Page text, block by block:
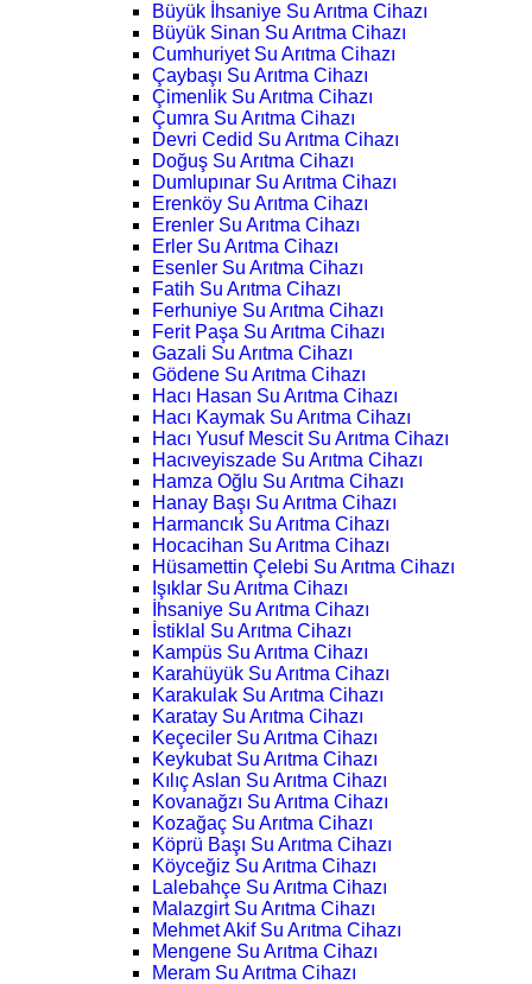
Büyük İhsaniye Su Arıtma Cihazı
Büyük Sinan Su Arıtma Cihazı
Cumhuriyet Su Arıtma Cihazı
Çaybaşı Su Arıtma Cihazı
Çimenlik Su Arıtma Cihazı
Çumra Su Arıtma Cihazı
Devri Cedid Su Arıtma Cihazı
Doğuş Su Arıtma Cihazı
Dumlupınar Su Arıtma Cihazı
Erenköy Su Arıtma Cihazı
Erenler Su Arıtma Cihazı
Erler Su Arıtma Cihazı
Esenler Su Arıtma Cihazı
Fatih Su Arıtma Cihazı
Ferhuniye Su Arıtma Cihazı
Ferit Paşa Su Arıtma Cihazı
Gazali Su Arıtma Cihazı
Gödene Su Arıtma Cihazı
Hacı Hasan Su Arıtma Cihazı
Hacı Kaymak Su Arıtma Cihazı
Hacı Yusuf Mescit Su Arıtma Cihazı
Hacıveyiszade Su Arıtma Cihazı
Hamza Oğlu Su Arıtma Cihazı
Hanay Başı Su Arıtma Cihazı
Harmancık Su Arıtma Cihazı
Hocacihan Su Arıtma Cihazı
Hüsamettin Çelebi Su Arıtma Cihazı
Işıklar Su Arıtma Cihazı
İhsaniye Su Arıtma Cihazı
İstiklal Su Arıtma Cihazı
Kampüs Su Arıtma Cihazı
Karahüyük Su Arıtma Cihazı
Karakulak Su Arıtma Cihazı
Karatay Su Arıtma Cihazı
Keçeciler Su Arıtma Cihazı
Keykubat Su Arıtma Cihazı
Kılıç Aslan Su Arıtma Cihazı
Kovanağzı Su Arıtma Cihazı
Kozağaç Su Arıtma Cihazı
Köprü Başı Su Arıtma Cihazı
Köyceğiz Su Arıtma Cihazı
Lalebahçe Su Arıtma Cihazı
Malazgirt Su Arıtma Cihazı
Mehmet Akif Su Arıtma Cihazı
Mengene Su Arıtma Cihazı
Meram Su Arıtma Cihazı